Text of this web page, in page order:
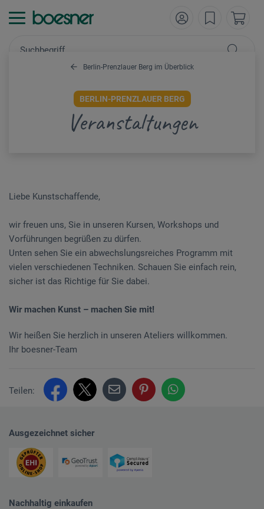
Berlin-Prenzlauer Berg im Überblick
BERLIN-PRENZLAUER BERG
Veranstaltungen
Liebe Kunstschaffende,
wir freuen uns, Sie in unseren Kursen, Workshops und
Vorführungen begrüßen zu dürfen.
Unten sehen Sie ein abwechslungsreiches Programm mit
vielen verschiedenen Techniken. Schauen Sie einfach rein,
sicher ist das Richtige für Sie dabei.
Wir machen Kunst – machen Sie mit!
Wir heißen Sie herzlich in unseren Ateliers willkommen.
Ihr boesner-Team
Teilen:
Ausgezeichnet sicher
Nachhaltig einkaufen